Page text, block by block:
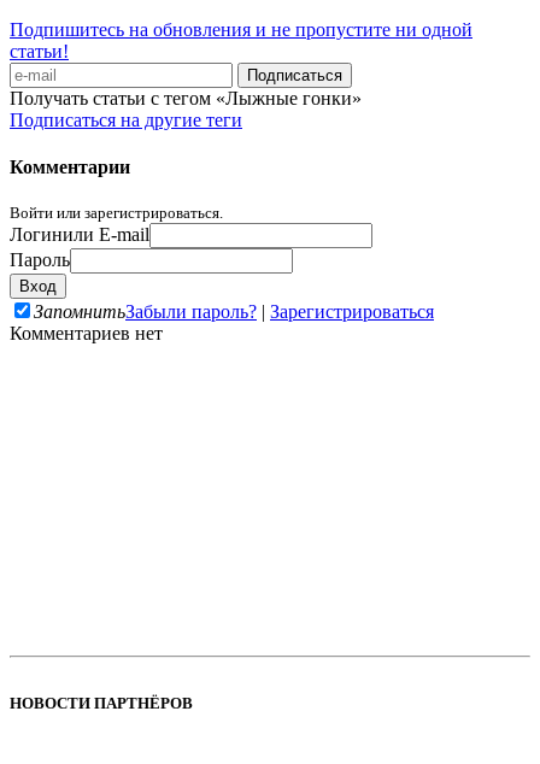
Подпишитесь на обновления и не пропустите ни одной
статьи!
Получать статьи с тегом «Лыжные гонки»
Подписаться на другие теги
Комментарии
Войти или зарегистрироваться.
Логинили E-mail
Пароль
ЗапомнитьЗабыли пароль? | Зарегистрироваться
Комментариев нет
НОВОСТИ ПАРТНЁРОВ